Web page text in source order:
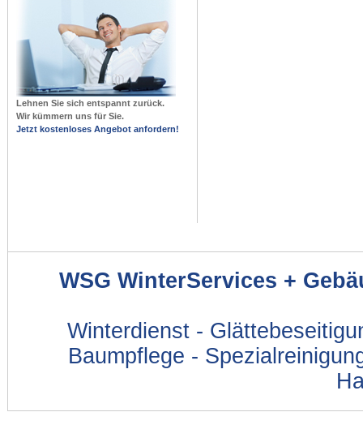
Lehnen Sie sich entspannt zurück.
Wir kümmern uns für Sie.
Jetzt kostenloses Angebot anfordern!
WSG WinterServices +
Winterdienst -
Baumpflege -